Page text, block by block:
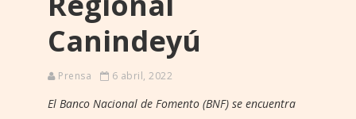
Canindeyú
Prensa 6 abril, 2022
El Banco Nacional de Fomento (BNF) se encuentra